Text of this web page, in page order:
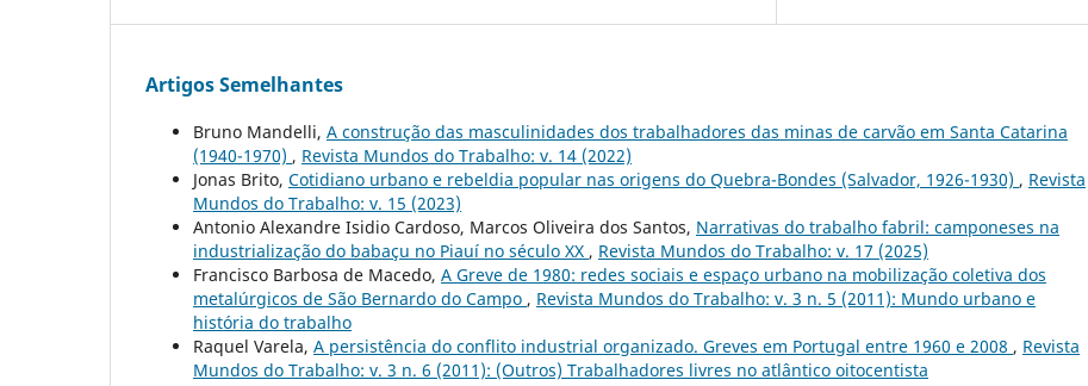
Artigos Semelhantes
Bruno Mandelli, A construção das masculinidades dos trabalhadores das minas de carvão em Santa Catarina
(1940-1970) , Revista Mundos do Trabalho: v. 14 (2022)
Jonas Brito, Cotidiano urbano e rebeldia popular nas origens do Quebra-Bondes (Salvador, 1926-1930) , Revista
Mundos do Trabalho: v. 15 (2023)
Antonio Alexandre Isidio Cardoso, Marcos Oliveira dos Santos, Narrativas do trabalho fabril: camponeses na
industrialização do babaçu no Piauí no século XX , Revista Mundos do Trabalho: v. 17 (2025)
Francisco Barbosa de Macedo, A Greve de 1980: redes sociais e espaço urbano na mobilização coletiva dos
metalúrgicos de São Bernardo do Campo , Revista Mundos do Trabalho: v. 3 n. 5 (2011): Mundo urbano e
história do trabalho
Raquel Varela, A persistência do conflito industrial organizado. Greves em Portugal entre 1960 e 2008 , Revista
Mundos do Trabalho: v. 3 n. 6 (2011): (Outros) Trabalhadores livres no atlântico oitocentista